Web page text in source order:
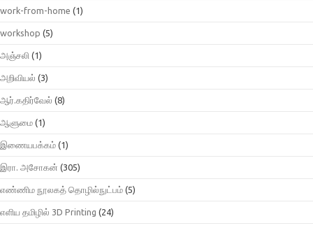
work-from-home (1)
workshop (5)
அஞ்சலி (1)
அறிவியல் (3)
ஆர்.கதிர்வேல் (8)
ஆளுமை (1)
இணையபக்கம் (1)
இரா. அசோகன் (305)
எண்ணிம நூலகத் தொழில்நுட்பம் (5)
எளிய தமிழில் 3D Printing (24)